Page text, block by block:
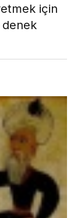
için
denek